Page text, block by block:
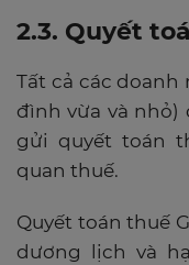
2.3. Quyết
Tất cả các
đình vừa và nhỏ)
gửi quyết toán
quan thuế.
Quyết toán thuế
dương lịch và